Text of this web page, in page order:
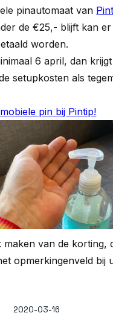
2020-03-16
pinautomaat van
de €25,- blijft kan
worden.
6 april, dan
setupkosten als
pin bij Pintip!
maken van de korting,
opmerkingenveld bij